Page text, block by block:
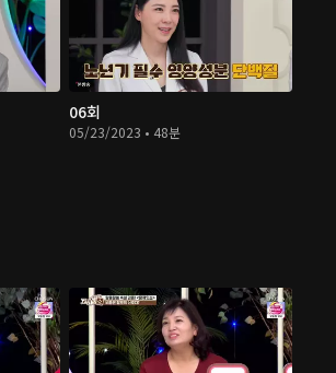
06회
05/23/2023 • 48분